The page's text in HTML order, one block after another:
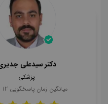
دکتر سیدعلی
پزشکی
میانگین زمان پاسخگویی 12